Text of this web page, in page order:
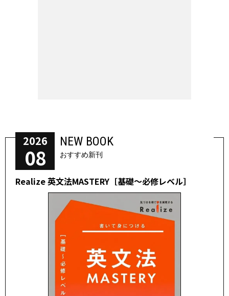
2026
08
NEW BOOK
おすすめ新刊
Realize 英文法MASTERY［基礎～必修レベル］